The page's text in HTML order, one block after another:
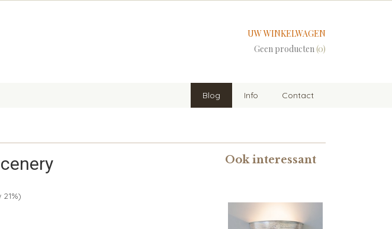
UW WINKELWAGEN
Geen producten(0)
Contact
Info
Blog
Ook interessant